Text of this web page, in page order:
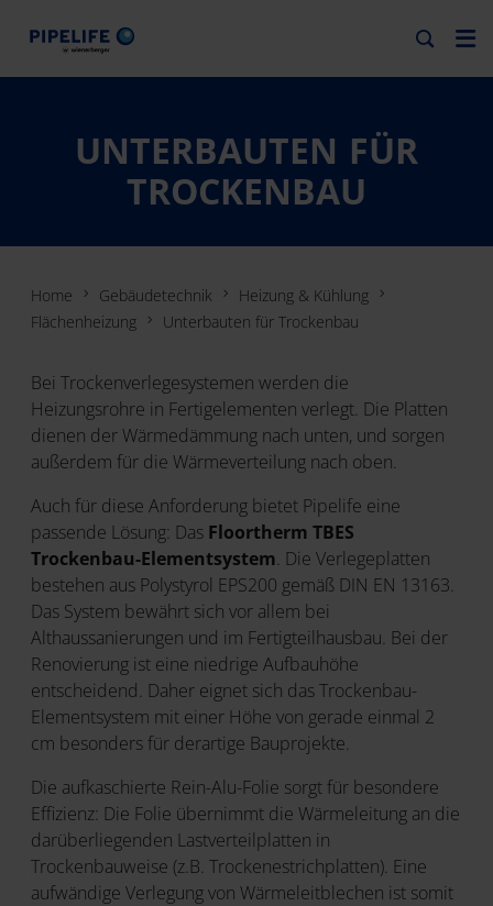
UNTERBAUTEN FÜR
TROCKENBAU
Home Gebäudetechnik
Heizung & Kühlung
Flächenheizung
Unterbauten für Trockenbau
Bei Trockenverlegesystemen werden die
Heizungsrohre in Fertigelementen verlegt. Die Platten
dienen der Wärmedämmung nach unten, und sorgen
außerdem für die Wärmeverteilung nach oben.
Auch für diese Anforderung bietet Pipelife eine
passende Lösung: Das Floortherm TBES
Trockenbau-Elementsystem. Die Verlegeplatten
bestehen aus Polystyrol EPS200 gemäß DIN EN 13163.
Das System bewährt sich vor allem bei
Althaussanierungen und im Fertigteilhausbau. Bei der
Renovierung ist eine niedrige Aufbauhöhe
entscheidend. Daher eignet sich das Trockenbau-
Elementsystem mit einer Höhe von gerade einmal 2
cm besonders für derartige Bauprojekte.
Die aufkaschierte Rein-Alu-Folie sorgt für besondere
Effizienz: Die Folie übernimmt die Wärmeleitung an die
darüberliegenden Lastverteilplatten in
Trockenbauweise (z.B. Trockenestrichplatten). Eine
aufwändige Verlegung von Wärmeleitblechen ist somit